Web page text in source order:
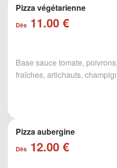
Pizza végétarienne
Dès 11.00 €
Base sauce tomate,
fraîches, artichauts,
Pizza aubergine
Dès 12.00 €